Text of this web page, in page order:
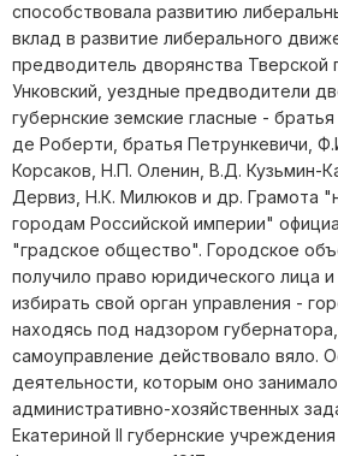
способствовала развитию
вклад в развитие либерального
предводитель дворянства Тверской
Унковский, уездные предводители
губернские земские гласные -
де Роберти, братья Петрункевичи,
Корсаков, Н.П. Оленин, В.Д. Кузьмин-
Дервиз, Н.К. Милюков и др. Грамота
городам Российской империи"
"градское общество". Городское
получило право юридического лица
избирать свой орган управления -
находясь под надзором
самоуправление действовало вяло.
деятельности, которым оно
административно-хозяйственных
Екатериной II губернские